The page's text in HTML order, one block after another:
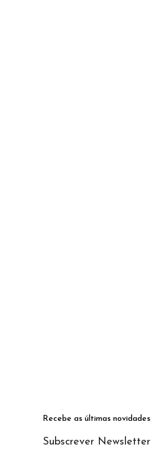
Recebe as últimas novidades
Subscrever Newsletter